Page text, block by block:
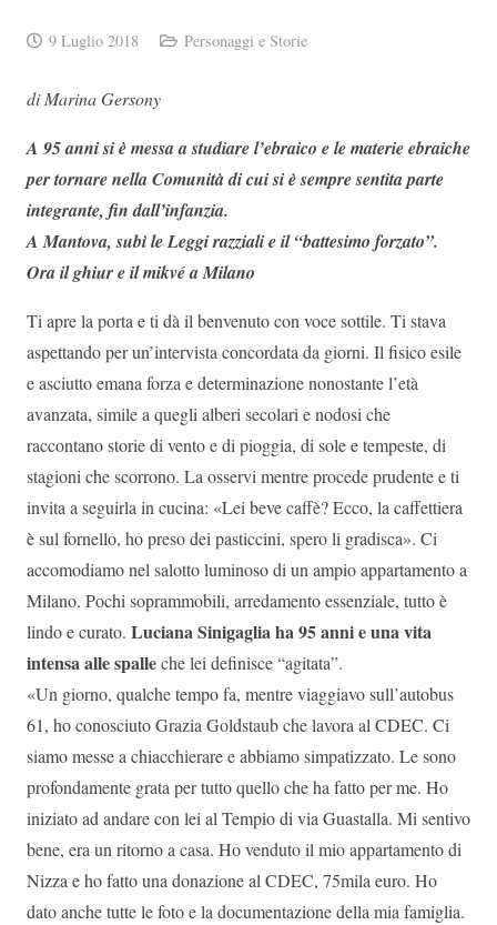
9 Luglio 2018 Personaggi e Storie
di Marina Gersony
A 95 anni si è messa a studiare l’ebraico e le materie ebraiche
per tornare nella Comunità di cui si è sempre sentita parte
integrante, fin dall’infanzia.
A Mantova, subì le Leggi razziali e il “battesimo forzato”.
Ora il ghiur e il mikvé a Milano
Ti apre la porta e ti dà il benvenuto con voce sottile. Ti stava
aspettando per un’intervista concordata da giorni. Il fisico esile
e asciutto emana forza e determinazione nonostante l’età
avanzata, simile a quegli alberi secolari e nodosi che
raccontano storie di vento e di pioggia, di sole e tempeste, di
stagioni che scorrono. La osservi mentre procede prudente e ti
invita a seguirla in cucina: «Lei beve caffè? Ecco, la caffettiera
è sul fornello, ho preso dei pasticcini, spero li gradisca». Ci
accomodiamo nel salotto luminoso di un ampio appartamento a
Milano. Pochi soprammobili, arredamento essenziale, tutto è
lindo e curato. Luciana Sinigaglia ha 95 anni e una vita
intensa alle spalleche lei definisce “agitata”.
«Un giorno, qualche tempo fa, mentre viaggiavo sull’autobus
61, ho conosciuto Grazia Goldstaub che lavora al CDEC. Ci
siamo messe a chiacchierare e abbiamo simpatizzato. Le sono
profondamente grata per tutto quello che ha fatto per me. Ho
iniziato ad andare con lei al Tempio di via Guastalla. Mi sentivo
bene, era un ritorno a casa. Ho venduto il mio appartamento di
Nizza e ho fatto una donazione al CDEC, 75mila euro. Ho
dato anche tutte le foto e la documentazione della mia famiglia.